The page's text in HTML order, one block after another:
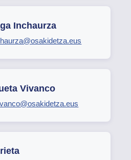
Inchaurza
Vivanco